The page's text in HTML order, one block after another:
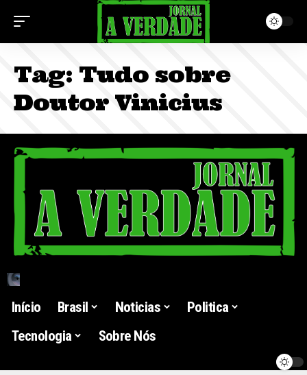
Tag: Tudo sobre
Doutor Vinicius
Início Brasil Noticias
Politica
Tecnologia
Sobre Nós